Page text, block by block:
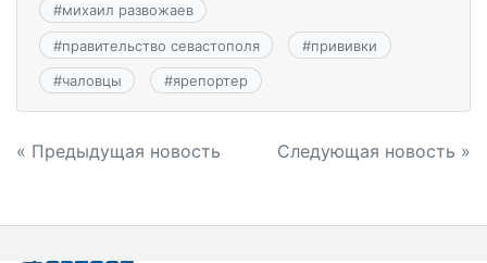
#михаил развожаев
#правительство севастополя #прививки
#чаловцы #ярепортер
Навигация
записям
« Предыдущая новость Следующая новость »